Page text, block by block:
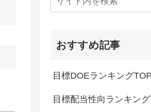
おすすめ記事
目標DOEランキング
目標配当性向ランキン